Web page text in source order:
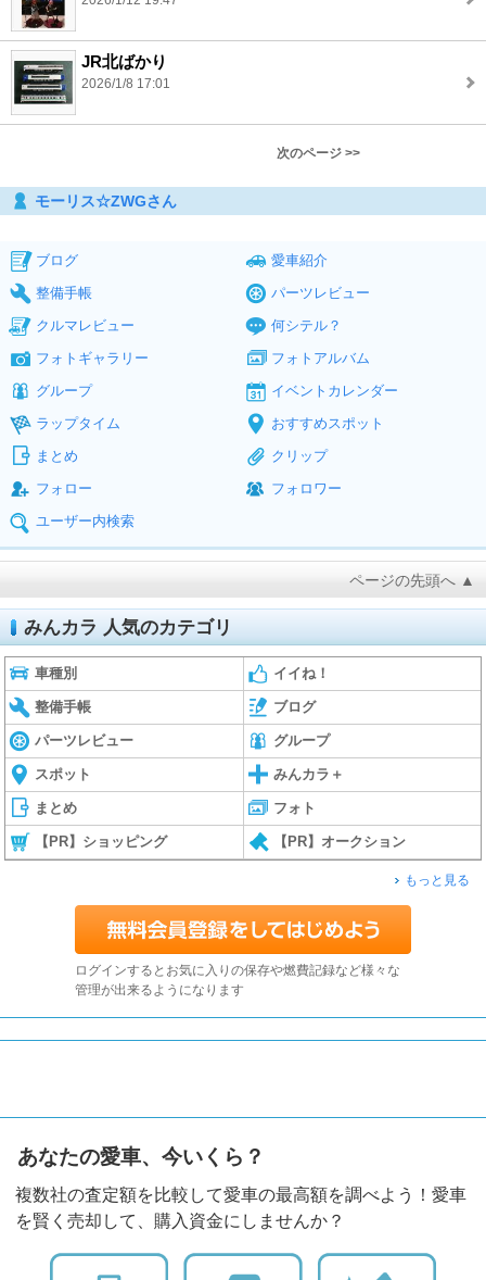
JR北ばかり
2026/1/8 17:01
次のページ >>
モーリス☆ZWGさん
ブログ
愛車紹介
整備手帳
パーツレビュー
クルマレビュー
何シテル？
フォトギャラリー
フォトアルバム
グループ
イベントカレンダー
ラップタイム
おすすめスポット
まとめ
クリップ
フォロー
フォロワー
ユーザー内検索
ページの先頭へ ▲
みんカラ 人気のカテゴリ
車種別 イイね！
整備手帳 ブログ
パーツレビュー グループ
スポット みんカラ＋
まとめ フォト
【PR】ショッピング 【PR】オークション
もっと見る
ログインするとお気に入りの保存や燃費記録など様々な
管理が出来るようになります
あなたの愛車、今いくら？
複数社の査定額を比較して愛車の最高額を調べよう！愛車
を賢く売却して、購入資金にしませんか？